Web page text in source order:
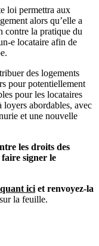
loi permettra aux
alors qu’elle a
contre la pratique du
e locataire afin de
des logements
pour potentiellement
pour les locataires
abordables, avec
et une nouvelle
les droits des
signer le
ici et renvoyez-la
la feuille.